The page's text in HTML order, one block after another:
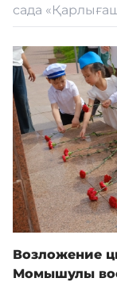
сада
Возложение
Момышулы